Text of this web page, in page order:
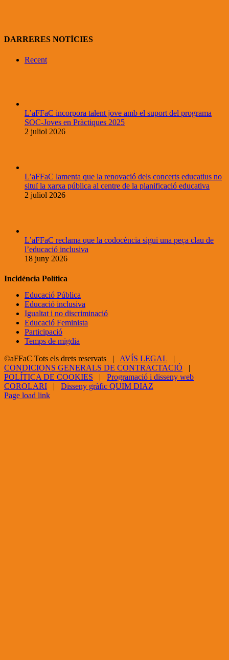
DARRERES NOTÍCIES
Recent
L’aFFaC incorpora talent jove amb el suport del programa
SOC-Joves en Pràctiques 2025
2 juliol 2026
L’aFFaC lamenta que la renovació dels concerts educatius no
situï la xarxa pública al centre de la planificació educativa
2 juliol 2026
L’aFFaC reclama que la codocència sigui una peça clau de
l’educació inclusiva
18 juny 2026
Incidència Política
Educació Pública
Educació inclusiva
Igualtat i no discriminació
Educació Feminista
Participació
Temps de migdia
©aFFaC Tots els drets reservats | AVÍS LEGAL |
CONDICIONS GENERALS DE CONTRACTACIÓ |
POLÍTICA DE COOKIES | Programació i disseny web
COROLARI | Disseny gràfic QUIM DIAZ
Facebook
X
YouTube
Page load link